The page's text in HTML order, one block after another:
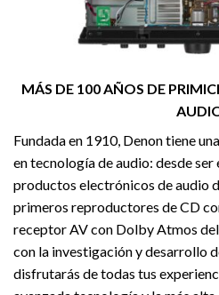
MÁS DE 100 AÑOS DE
Fundada en 1910, Denon tiene
en tecnología de audio: desde
productos electrónicos de audio
primeros reproductores de CD
receptor AV con Dolby Atmos
con la investigación y desarrollo
disfrutarás de todas tus